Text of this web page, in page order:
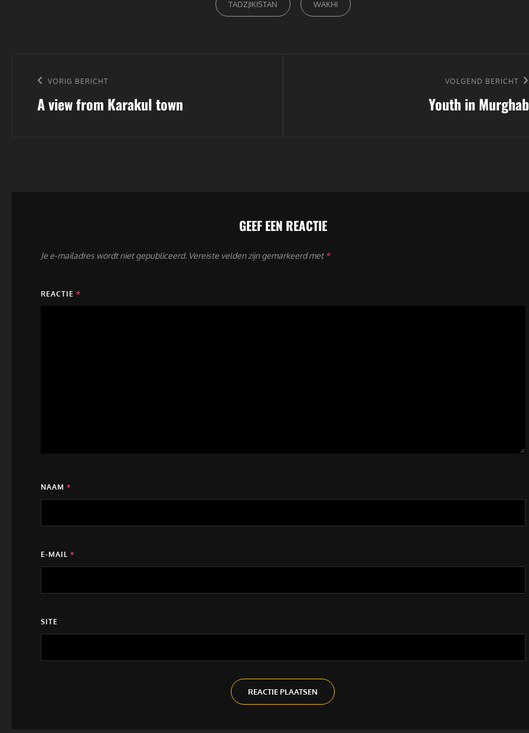
TADZJIKISTAN WAKHI
navigatie
Vorig
bericht
VORIG BERICHT
A view from Karakul town
VOLGEND BERICHT
Youth in Murghab
GEEF EEN REACTIE
Je e-mailadres wordt niet gepubliceerd. Vereiste velden zijn gemarkeerd met *
REACTIE *
NAAM *
E-MAIL *
SITE